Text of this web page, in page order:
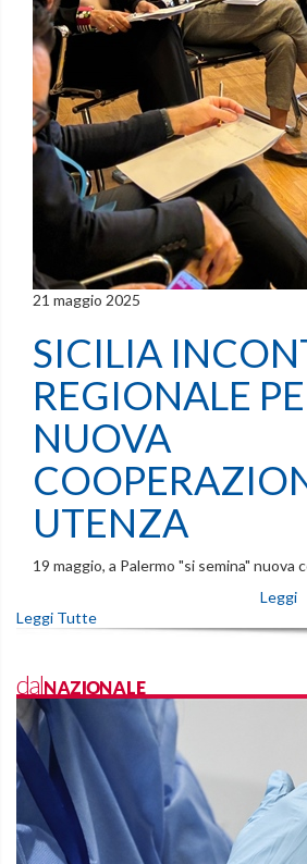
21 maggio 2025
SICILIA
REGIONALE
NUOVA
UTENZA
19 maggio, a Palermo "si semina" nuova
Leggi
Leggi Tutte
dalNAZIONALE